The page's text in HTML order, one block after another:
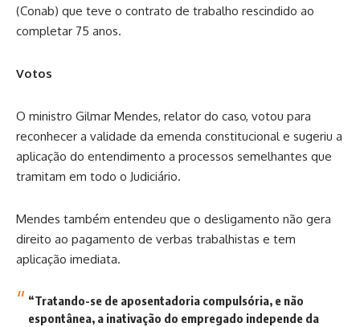
(Conab) que teve o contrato de trabalho rescindido ao
completar 75 anos.
Votos
O ministro Gilmar Mendes, relator do caso, votou para
reconhecer a validade da emenda constitucional e sugeriu a
aplicação do entendimento a processos semelhantes que
tramitam em todo o Judiciário.
Mendes também entendeu que o desligamento não gera
direito ao pagamento de verbas trabalhistas e tem
aplicação imediata.
“Tratando-se de aposentadoria compulsória, e não
espontânea, a inativação do empregado independe da